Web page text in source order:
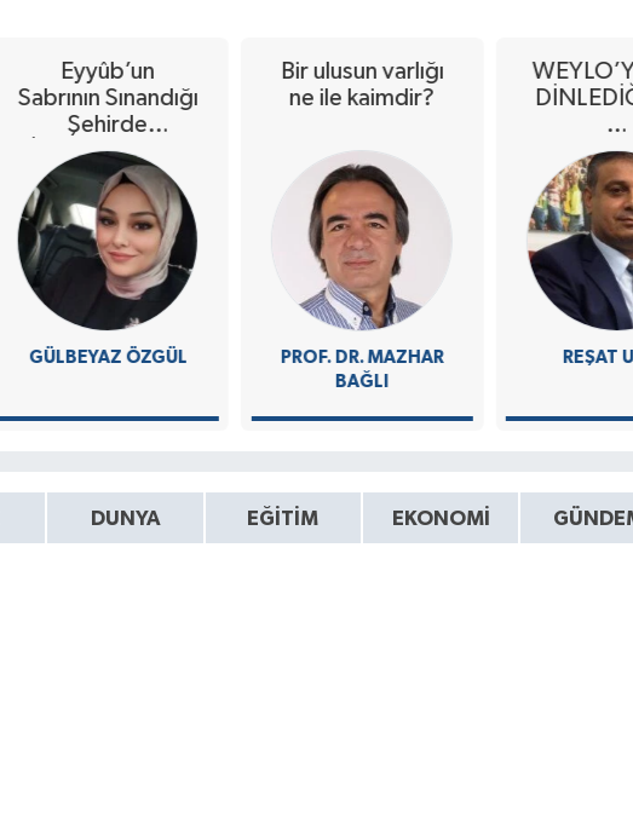
Eyyûb’un
Sabrının Sınandığı
Şehirde
İbrahim’in Koru
mu Değdi Sana?
GÜLBEYAZ ÖZGÜL
Bir ulusun varlığı
ne ile kaimdir?
PROF. DR. MAZHAR
BAĞLI
…
REŞAT
DUNYA EĞITIM EKONOMI